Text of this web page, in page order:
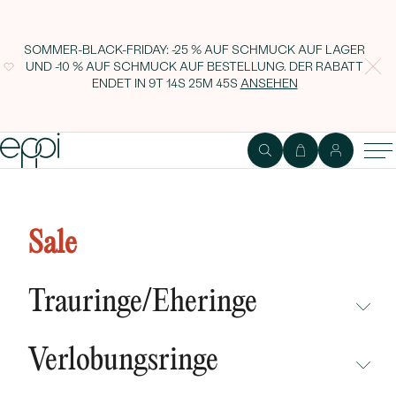
SOMMER-BLACK-FRIDAY: -25 % AUF SCHMUCK AUF LAGER
UND -10 % AUF SCHMUCK AUF BESTELLUNG. DER RABATT
ENDET IN 9T 14S 25M 44S ANSEHEN
Sale
Trauringe/Eheringe
NEUHEITEN
Verlobungsringe
gelbem Pear Diamant Natela